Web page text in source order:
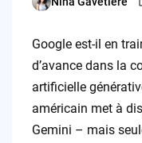
Posted
Google est-il en
d’avance dans la
artificielle
américain met à
Gemini – mais